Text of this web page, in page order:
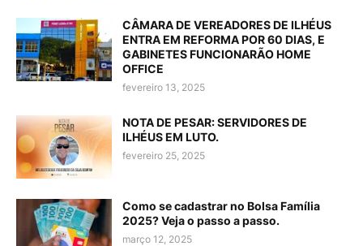
CÂMARA DE VEREADORES DE ILHÉUS
ENTRA EM REFORMA POR 60 DIAS, E
GABINETES FUNCIONARÃO HOME
OFFICE
fevereiro 13, 2025
NOTA DE PESAR: SERVIDORES DE
ILHÉUS EM LUTO.
fevereiro 25, 2025
Como se cadastrar no Bolsa Família
2025? Veja o passo a passo.
março 12, 2025